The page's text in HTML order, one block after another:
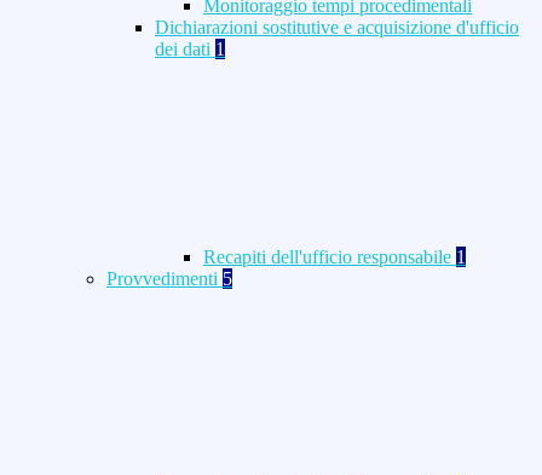
Monitoraggio tempi procedimentali
Dichiarazioni sostitutive e acquisizione d'ufficio
dei dati 1
Recapiti dell'ufficio responsabile 1
Provvedimenti 5